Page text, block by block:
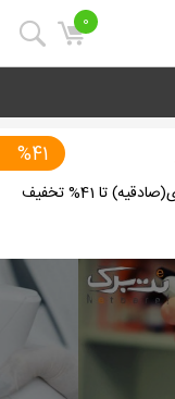
0
%41
لیزر موهای زائد با دستگاه 2025 در مطب دکتر عزیزی(صادقیه) تا 41% تخفیف